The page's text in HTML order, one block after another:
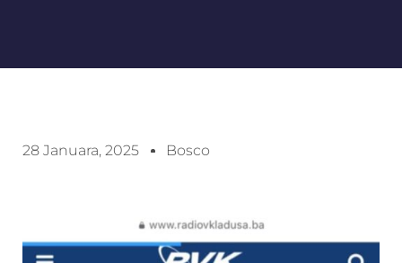
28 Januara, 2025 Bosco